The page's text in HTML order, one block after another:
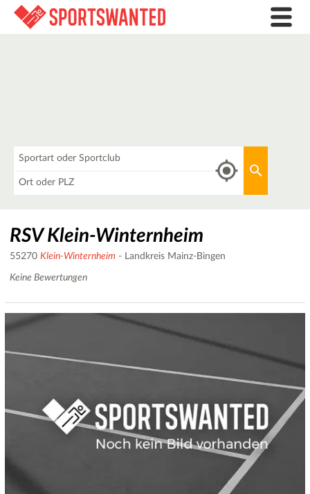
RSV Klein-Winternheim
55270 Klein-Winternheim - Landkreis Mainz-Bingen
Keine Bewertungen